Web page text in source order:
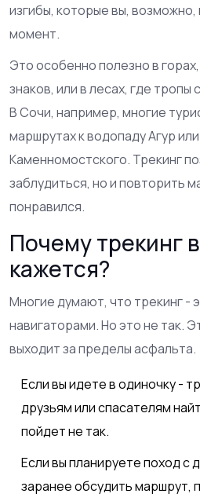
изгибы, которые вы, возможно,
момент.
Это особенно полезно в
знаков, или в лесах, где тропы
В Сочи, например, многие
маршрутах к водопаду Агур
Каменномостского. Трекинг
заблудиться, но и повторить
понравился.
Почему трекинг
кажется?
Многие думают, что трекинг -
навигаторами. Но это не так.
выходит за пределы асфальта.
Если вы идете в одиночку -
друзьям или спасателям
пойдет не так.
Если вы планируете поход с
заранее обсудить маршрут,